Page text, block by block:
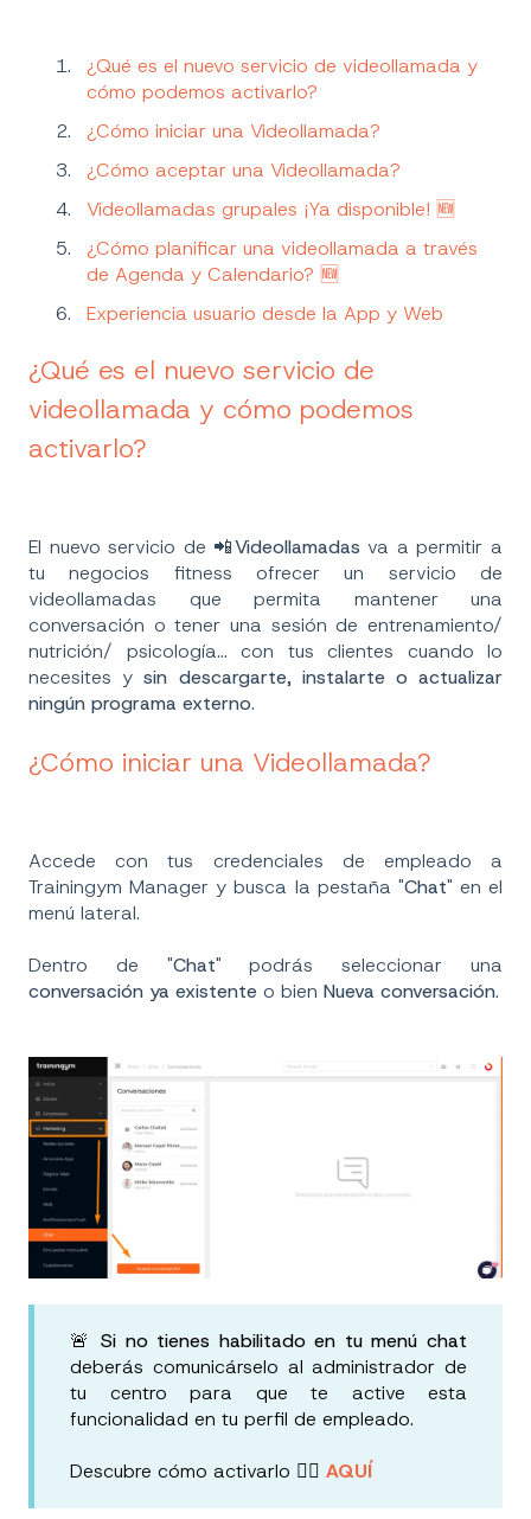
¿Qué es el nuevo servicio de videollamada y
cómo podemos activarlo?
¿Cómo iniciar una Videollamada?
¿Cómo aceptar una Videollamada?
Videollamadas grupales ¡Ya disponible! 🆕
¿Cómo planificar una videollamada a través
de Agenda y Calendario? 🆕
Experiencia usuario desde la App y Web
¿Qué es el nuevo servicio de
videollamada y cómo podemos
activarlo?
El nuevo servicio de 📲Videollamadas va a permitir a
tu negocios fitness ofrecer un servicio de
videollamadas que permita mantener una
conversación o tener una sesión de entrenamiento/
nutrición/ psicología... con tus clientes cuando lo
necesites y sin descargarte, instalarte o actualizar
ningún programa externo.
¿Cómo iniciar una Videollamada?
Accede con tus credenciales de empleado a
Trainingym Manager y busca la pestaña "Chat" en el
menú lateral.
Dentro de "Chat" podrás seleccionar una
conversación ya existente o bien Nueva conversación.
🚨Si no tienes habilitado en tu menú chat
deberás comunicárselo al administrador de
tu centro para que te active esta
funcionalidad en tu perfil de empleado.
Descubre cómo activarlo 👉🏻 AQUÍ